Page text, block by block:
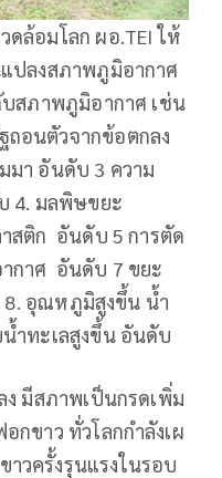
ล้อมโลก ผอ.TEI ให้
ปลงสภาพภูมิอากาศ
บสภาพภูมิอากาศ เช่น
อนตัวจากข้อตกลง
มา อันดับ 3 ความ
4. มลพิษขยะ
สติก อันดับ 5 การตัด
กาศ อันดับ 7 ขยะ
8. อุณหภูมิสูงขึ้น น้ำ
ำทะเลสูงขึ้น อันดับ
ง มีสภาพเป็นกรดเพิ่ม
กขาว ทั่วโลกกำลังเผ
วครั้งรุนแรงในรอบ